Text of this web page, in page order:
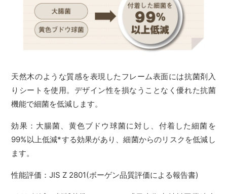
天然木のような質感を表現したフレーム表面には抗菌剤入
りシートを使用。デザイン性を損なうことなく優れた抗菌
機能で細菌を低減します。
効果：大腸菌、黄色ブドウ球菌に対し、付着した細菌を
99%以上低減*する効果があり、細菌からのリスクを低減し
ます。
性能評価：JIS Z 2801(ボーゲン品質評価による報告書)